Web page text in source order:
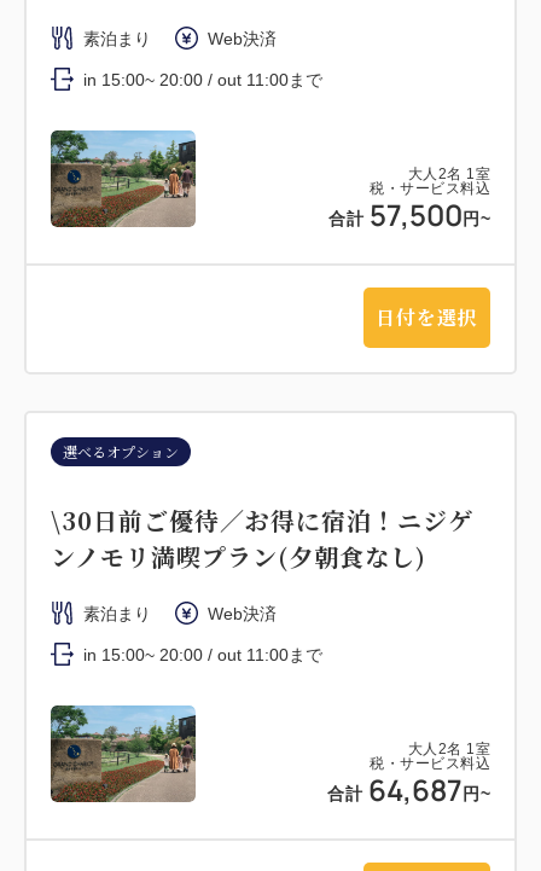
大人 2名 1 室
税・サービス料込
合計 57,500 円~
素泊まり Web決済
in 15:00~ 20:00 / out 11:00まで
日付を選択
大人 2名 1 室
税・サービス料込
合計 64,687 円~
選べるオプション
\30日前ご優待／お得に宿泊！ニジゲ
ンノモリ満喫プラン(夕朝食なし)
素泊まり Web決済
in 15:00~ 20:00 / out 11:00まで